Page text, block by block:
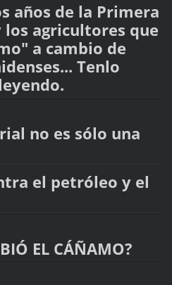
años de la Primera
agricultores que
a cambio de
Tenlo
no es sólo una
el petróleo y el
EL CÁÑAMO?